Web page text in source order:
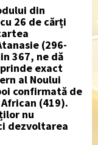
din
26 de cărți
(296-
367, ne dă
exact
al Noului
confirmată de
(419).
nu
dezvoltarea